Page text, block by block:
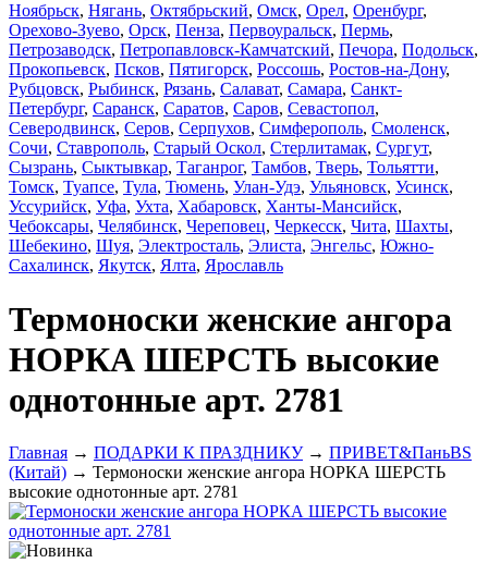
Ноябрьск, Нягань, Октябрьский, Омск, Орел, Оренбург,
Орехово-Зуево, Орск, Пенза, Первоуральск, Пермь,
Петрозаводск, Петропавловск-Камчатский, Печора, Подольск,
Прокопьевск, Псков, Пятигорск, Россошь, Ростов-на-Дону,
Рубцовск, Рыбинск, Рязань, Салават, Самара, Санкт-
Петербург, Саранск, Саратов, Саров, Севастопол,
Северодвинск, Серов, Серпухов, Симферополь, Смоленск,
Сочи, Ставрополь, Старый Оскол, Стерлитамак, Сургут,
Сызрань, Сыктывкар, Таганрог, Тамбов, Тверь, Тольятти,
Томск, Туапсе, Тула, Тюмень, Улан-Удэ, Ульяновск, Усинск,
Уссурийск, Уфа, Ухта, Хабаровск, Ханты-Мансийск,
Чебоксары, Челябинск, Череповец, Черкесск, Чита, Шахты,
Шебекино, Шуя, Электросталь, Элиста, Энгельс, Южно-
Сахалинск, Якутск, Ялта, Ярославль
Термоноски женские ангора
НОРКА ШЕРСТЬ высокие
однотонные арт. 2781
Главная → ПОДАРКИ К ПРАЗДНИКУ → ПРИВЕТ&ПаньBS
(Китай) → Термоноски женские ангора НОРКА ШЕРСТЬ
высокие однотонные арт. 2781